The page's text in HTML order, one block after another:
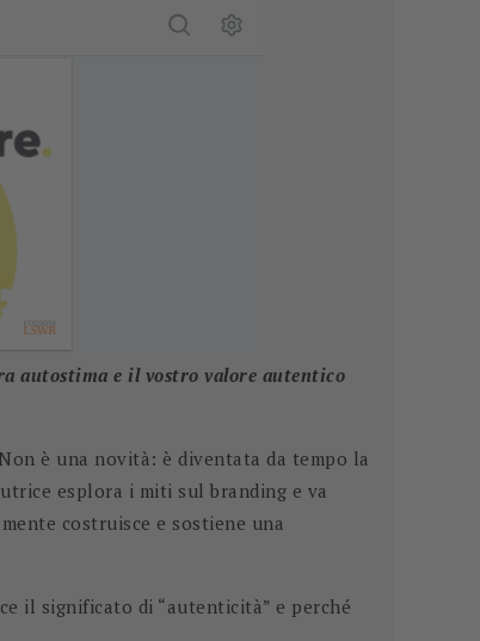
autostima e il vostro valore autentico
è una novità: è diventata da tempo la
esplora i miti sul branding e va
costruisce e sostiene una
il significato di “autenticità” e perché